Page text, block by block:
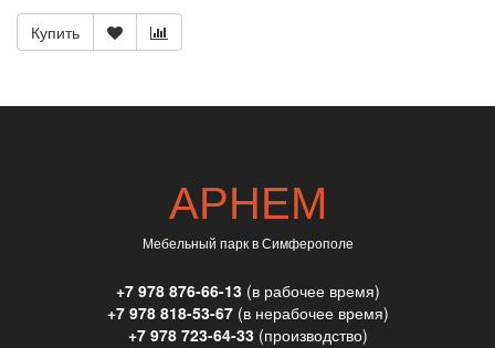
Купить
АРНЕМ
Мебельный парк в Симферополе
+7 978 876-66-13(в рабочее время)
+7 978 818-53-67(в нерабочее время)
+7 978 723-64-33(производство)